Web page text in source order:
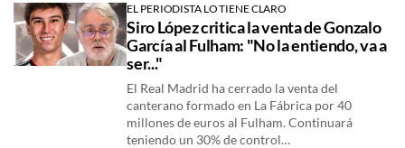
EL PERIODISTA LO TIENE CLARO
Siro López critica la venta de Gonzalo
García al Fulham: "No la entiendo, va a
ser..."
El Real Madrid ha cerrado la venta del
canterano formado en La Fábrica por 40
millones de euros al Fulham. Continuará
teniendo un 30% de control…